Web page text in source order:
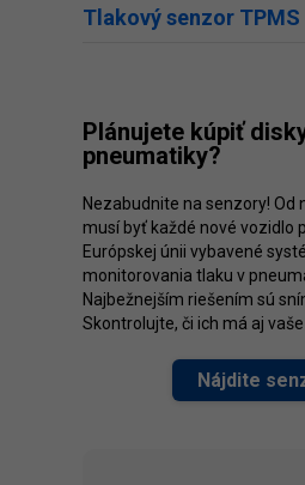
Tlakový senzor TPMS
Plánujete kúpiť
pneumatiky?
Nezabudnite na senzory! Od
musí byť každé nové vozidlo
Európskej únii vybavené
monitorovania tlaku v
Najbežnejším riešením sú
Skontrolujte, či ich má aj
Nájdite